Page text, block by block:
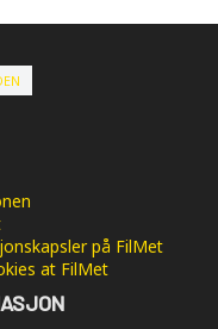
på FilMet
at FilMet